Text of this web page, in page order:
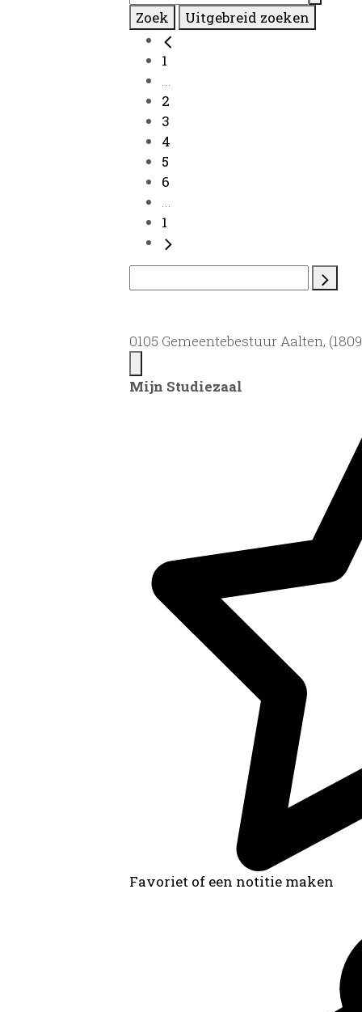
Zoek Uitgebreid zoeken
1
...
2
3
4
5
6
...
1
0105 Gemeentebestuur Aalten,
Mijn Studiezaal
Favoriet of een notitie maken